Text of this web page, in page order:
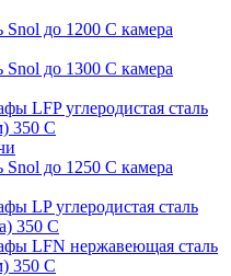
до 1200 С камера
до 1300 С камера
LFP углеродистая сталь
350 С
до 1250 С камера
LP углеродистая сталь
350 С
LFN нержавеющая сталь
350 С